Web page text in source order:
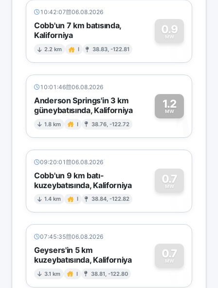
10:42:07 06.08.2026
Cobb'un 7 km batısında,
Kaliforniya
2.2 km I 38.83, -122.81
0.9
MW
0
10:01:46 06.08.2026
Anderson Springs'in 3 km
güneybatısında, Kaliforniya
1.8 km I 38.76, -122.72
1.2
MW1
09:20:01 06.08.2026
Cobb'un 9 km batı-
kuzeybatısında, Kaliforniya
1.4 km I 38.84, -122.82
0.7
MW
0
07:45:35 06.08.2026
Geysers'in 5 km
kuzeybatısında, Kaliforniya
3.1 km I 38.81, -122.80
0.7
MW
0